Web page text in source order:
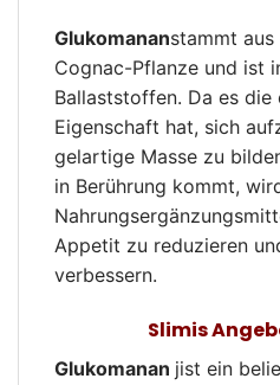
Glukomananstammt
Cognac-Pflanze und ist
Ballaststoffen. Da es
Eigenschaft hat, sich
gelartige Masse zu
in Berührung kommt,
Appetit zu reduzieren
verbessern.
Slimis
Glukomanan jist ein